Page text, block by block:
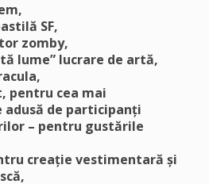
SF,
zomby,
lume” lucrare de artă,
pentru cea mai
de participanți
– pentru gustările
creație vestimentară și